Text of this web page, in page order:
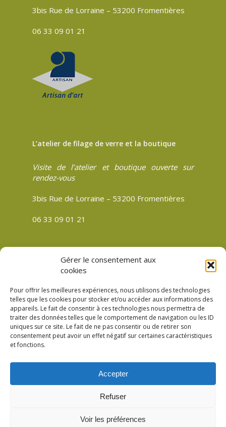
Gérer le consentement aux
cookies
Pour offrir les meilleures expériences, nous utilisons des technologies
telles que les cookies pour stocker et/ou accéder aux informations des
appareils. Le fait de consentir à ces technologies nous permettra de
traiter des données telles que le comportement de navigation ou les ID
uniques sur ce site. Le fait de ne pas consentir ou de retirer son
consentement peut avoir un effet négatif sur certaines caractéristiques
et fonctions.
Accepter
Refuser
Voir les préférences
3bis Rue de Lorraine – 53200 Fromentières
06 33 09 01 21
L’atelier de filage de verre et la boutique
Visite de l’atelier et boutique ouverte sur
rendez-vous
3bis Rue de Lorraine – 53200 Fromentières
06 33 09 01 21
Mentions légales
Plan du site
Politique de cookies (UE)
© 2026 Verre Son Être Véronique Meslay à
Fromentières Mayenne 53. Création